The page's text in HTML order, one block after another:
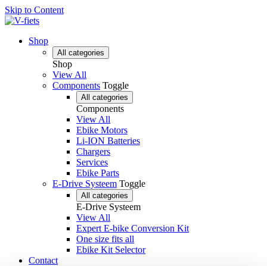
Skip to Content
Shop
All categories
Shop
View All
Components Toggle
All categories
Components
View All
Ebike Motors
Li-ION Batteries
Chargers
Services
Ebike Parts
E-Drive Systeem Toggle
All categories
E-Drive Systeem
View All
Expert E-bike Conversion Kit
One size fits all
Ebike Kit Selector
Contact